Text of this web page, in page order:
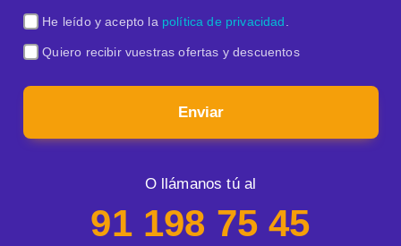
He leído y acepto la política de privacidad
Quiero recibir vuestras ofertas y descuentos
Enviar
O llámanos tú al
91 198 75 45